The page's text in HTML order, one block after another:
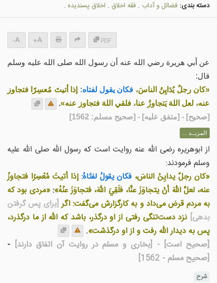
دسته بندی: فضائل و آداب . فقه اخلاق . اخلاق پسندیده .
PDF
+
-
عن أبي هريرة رضي الله عنه أن رسول الله صلى الله عليه وسلم
قال:
«كان رجلٌ يُدَايِنُ الناسَ، فكان يقول لفتاه: إذا أتيتَ مُعسِرًا فتجاوز
عنه، لعل اللهَ يَتجاوزُ عنا، فلقي اللهَ فتجاوز عنه».
[صحيح] - [متفق عليه] - [صحيح مسلم: 1562]
المزيــد ...
از ابوهریره رضی الله عنه روایت است که رسول الله صلی الله علیه
وسلم فرمودند:
«كان رجلٌ يدايِنُ الناسَ، فكان يقولُ لفتَاهُ:إذا أتيتَ مُعْسِرًا فتجاوزْ
عنه، لعلَّ اللهَ أنْ يتجاوَزَ عنَّا، فلَقِيَ اللهَ، فتجاوَزَ عنْهُ»:«مردی بود که
به مردم قرض می‌داد و به کارگزارش می‌گفت: اگر[برای پس گرفتن
بدهی] نزد دست‌تنگی رفتی از او درگذر، باشد که الله از ما درگذرد،
پس به دیدار الله رفت و از او درگذشت».
[صحیح است] - [بخارى و مسلم در روايت آن اتفاق دارند] -
[صحیح مسلم - 1562]
شرح